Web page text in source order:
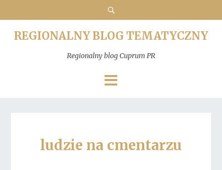
REGIONALNY BLOG TEMATYCZNY
Regionalny blog Cuprum PR
ludzie na cmentarzu